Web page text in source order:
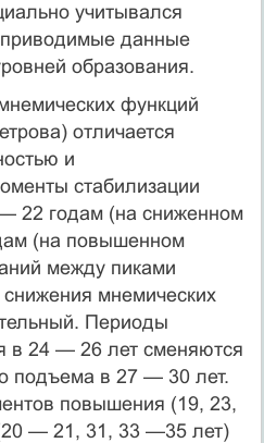
учитывался
данные
образования.
функций
отличается
и
стабилизации
— 22 годам (на сниженном
(на повышенном
между пиками
мнемических
Периоды
в 24 — 26 лет сменяются
подъема в 27 — 30 лет.
повышения (19, 23,
— 21, 31, 33 —35 лет)